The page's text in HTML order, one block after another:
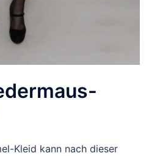
Kleid kann nach dieser